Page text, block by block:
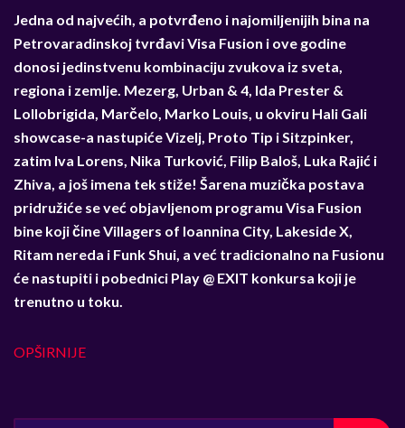
Jedna od najvećih, a potvrđeno i najomiljenijih bina na
Petrovaradinskoj tvrđavi Visa Fusion i ove godine
donosi jedinstvenu kombinaciju zvukova iz sveta,
regiona i zemlje. Mezerg, Urban & 4, Ida Prester &
Lollobrigida, Marčelo, Marko Louis, u okviru Hali Gali
showcase-a nastupiće Vizelj, Proto Tip i Sitzpinker,
zatim Iva Lorens, Nika Turković, Filip Baloš, Luka Rajić i
Zhiva, a još imena tek stiže! Šarena muzička postava
pridružiće se već objavljenom programu Visa Fusion
bine koji čine Villagers of Ioannina City, Lakeside X,
Ritam nereda i Funk Shui, a već tradicionalno na Fusionu
će nastupiti i pobednici Play @ EXIT konkursa koji je
trenutno u toku.
OPŠIRNIJE